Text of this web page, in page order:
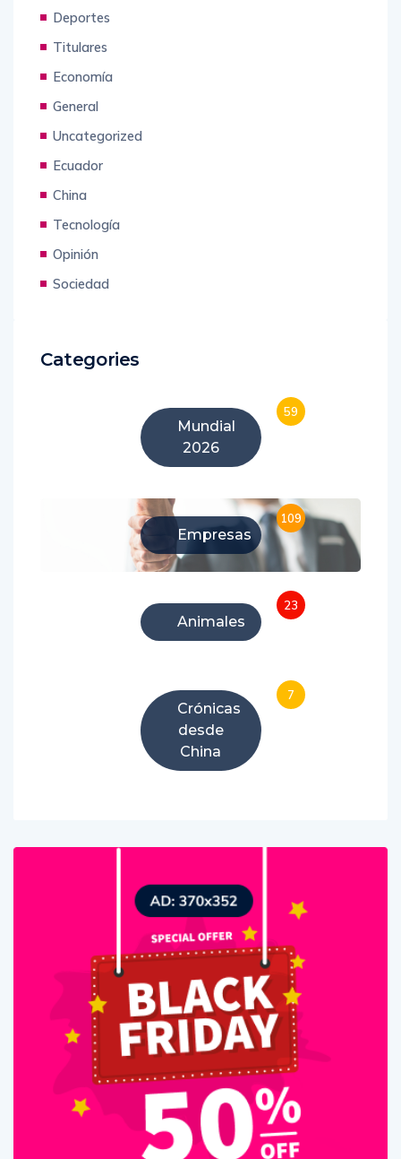
Deportes
Titulares
Economía
General
Uncategorized
Ecuador
China
Tecnología
Opinión
Sociedad
Categories
Mundial
2026
59
Empresas
109
Animales
23
Crónicas
desde
China
7